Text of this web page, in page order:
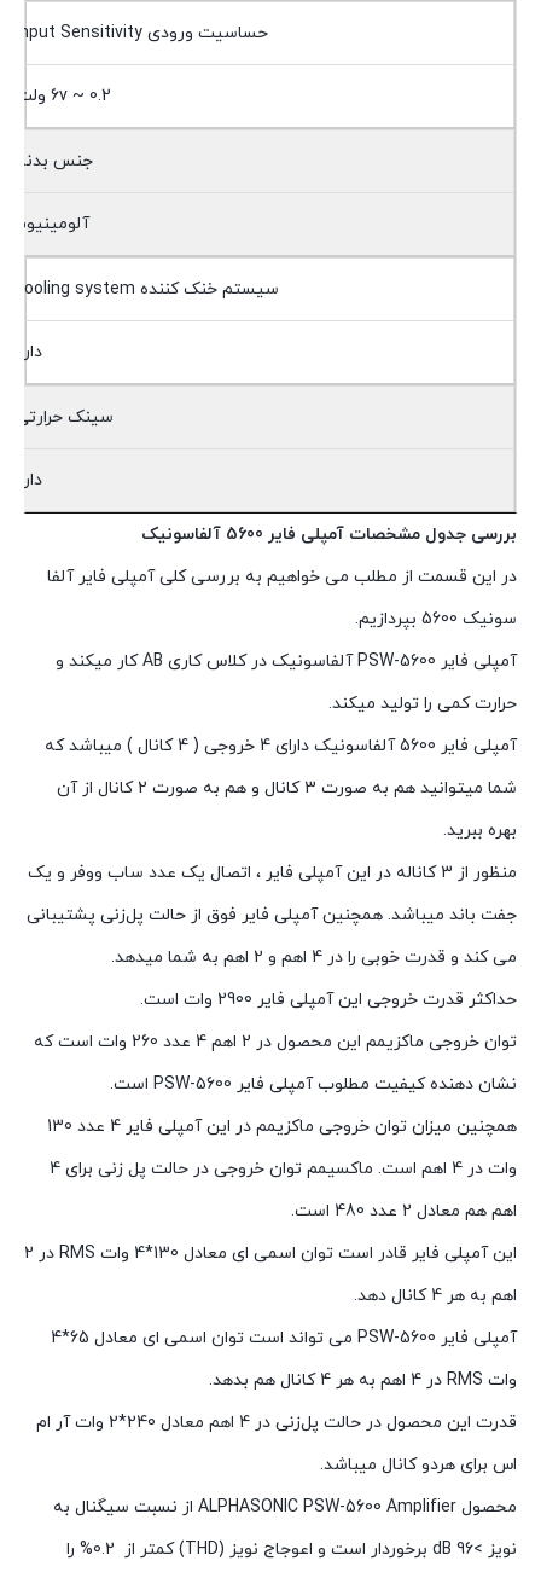
حساسیت ورودی Input Sensitivity
0.2 ~ 6v ولت
جنس بدنه
آلومینیوم
سیستم خنک کننده cooling system
دارد
سینک حرارتی
دارد
بررسی جدول مشخصات آمپلی فایر 5600 آلفاسونیک
در این قسمت از مطلب می خواهیم به بررسی کلی آمپلی فایر آلفا
سونیک 5600 بپردازیم.
آمپلی فایر PSW-5600 آلفاسونیک در کلاس کاری AB کار میکند و
حرارت کمی را تولید میکند.
آمپلی فایر 5600 آلفاسونیک دارای 4 خروجی ( 4 کانال ) میباشد که
شما میتوانید هم به صورت 3 کانال و هم به صورت 2 کانال از آن
بهره ببرید.
منظور از 3 کاناله در این آمپلی فایر ، اتصال یک عدد ساب ووفر و یک
جفت باند میباشد. همچنین آمپلی فایر فوق از حالت پل‌زنی پشتیبانی
می کند و قدرت خوبی را در 4 اهم و 2 اهم به شما میدهد.
حداکثر قدرت خروجی این آمپلی فایر 2900 وات است.
توان خروجی ماکزیمم این محصول در 2 اهم 4 عدد 260 وات است که
نشان دهنده کیفیت مطلوب آمپلی فایر PSW-5600 است.
همچنین میزان توان خروجی ماکزیمم در این آمپلی فایر 4 عدد 130
وات در 4 اهم است. ماکسیمم توان خروجی در حالت پل زنی برای 4
اهم هم معادل 2 عدد 480 است.
این آمپلی فایر قادر است توان اسمی ای معادل 130*4 وات RMS در 2
اهم به هر 4 کانال دهد.
آمپلی فایر PSW-5600 می تواند است توان اسمی ای معادل 65*4
وات RMS در 4 اهم به هر 4 کانال هم بدهد.
قدرت این محصول در حالت پل‌زنی در 4 اهم معادل 240*2 وات آر ام
اس برای هردو کانال میباشد.
محصول ALPHASONIC PSW-5600 Amplifier از نسبت سیگنال به
نویز >96 dB برخوردار است و اعوجاج نویز (THD) کمتر از 0.2% را